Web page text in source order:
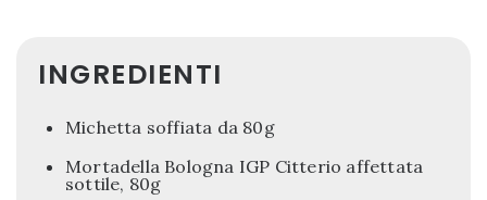
INGREDIENTI
Michetta soffiata da 80g
Mortadella Bologna IGP Citterio affettata
sottile, 80g